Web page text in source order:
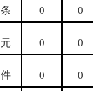
条 0 0
元 0 0
件 0 0